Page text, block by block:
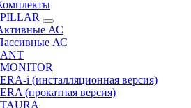
АС
АС
i (инсталляционная версия)
(прокатная версия)